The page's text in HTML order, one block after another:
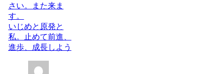
さい。また来ま
す。
いじめと原発と
私。止めて前進、
進歩、成長しよう